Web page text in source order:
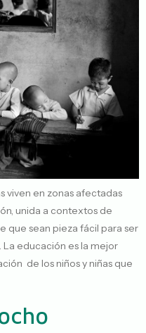
viven en zonas afectadas
unida a contextos de
que sean pieza fácil para ser
educación es la mejor
de los niños y niñas que